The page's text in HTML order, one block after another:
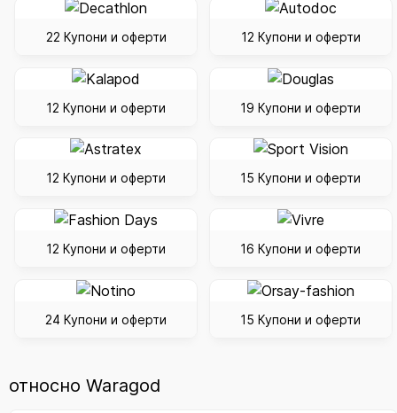
22 Купони и оферти 12 Купони и оферти
12 Купони и оферти 19 Купони и оферти
12 Купони и оферти 15 Купони и оферти
12 Купони и оферти 16 Купони и оферти
24 Купони и оферти 15 Купони и оферти
относно Waragod